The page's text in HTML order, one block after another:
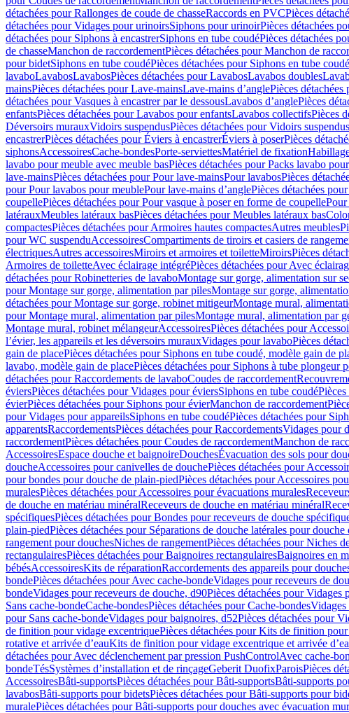
détachées pour Rallonges de coude de chasseRaccords en PVCPièces
détachées pour Vidages pour urinoirsSiphons pour urinoirPièces détachées
détachées pour Siphons à encastrerSiphons en tube coudéPièces détachées
de chasseManchon de raccordementPièces détachées pour Manchon de
pour bidetSiphons en tube coudéPièces détachées pour Siphons en tube coudé
lavaboLavabosLavabosPièces détachées pour LavabosLavabos doubles
mainsPièces détachées pour Lave-mainsLave-mains d’anglePièces
détachées pour Vasques à encastrer par le dessousLavabos d’anglePièces
enfantsPièces détachées pour Lavabos pour enfantsLavabos collectifsPièces
Déversoirs murauxVidoirs suspendusPièces détachées pour Vidoirs suspendus
encastrerPièces détachées pour Éviers à encastrerÉviers à poserPièces
siphonsAccessoiresCache-bondesPorte-serviettesMatériel de fixation
lavabo pour meuble avec meuble basPièces détachées pour Packs lavabo
lave-mainsPièces détachées pour Pour lave-mainsPour lavabosPièces
pour Pour lavabos pour meublePour lave-mains d’anglePièces détachées
coupellePièces détachées pour Pour vasque à poser en forme de coupellePour
latérauxMeubles latéraux basPièces détachées pour Meubles latéraux bas
compactesPièces détachées pour Armoires hautes compactesAutres meubles
pour WC suspenduAccessoiresCompartiments de tiroirs et casiers de
électriquesAutres accessoiresMiroirs et armoires et toiletteMiroirsPièces
Armoires de toiletteAvec éclairage intégréPièces détachées pour Avec
détachées pour Robinetteries de lavaboMontage sur gorge, alimentation sur
pour Montage sur gorge, alimentation par pilesMontage sur gorge,
détachées pour Montage sur gorge, robinet mitigeurMontage mural,
pour Montage mural, alimentation par pilesMontage mural, alimentation par
Montage mural, robinet mélangeurAccessoiresPièces détachées pour
l’évier, les appareils et les déversoirs murauxVidages pour lavaboPièces
gain de placePièces détachées pour Siphons en tube coudé, modèle gain de
lavabo, modèle gain de placePièces détachées pour Siphons à tube plongeur
détachées pour Raccordements de lavaboCoudes de raccordement
éviersPièces détachées pour Vidages pour éviersSiphons en tube coudé
évierPièces détachées pour Siphons pour évierManchon de raccordement
pour Vidages pour appareilsSiphons en tube coudéPièces détachées pour
apparentsRaccordementsPièces détachées pour RaccordementsVidages pour
raccordementPièces détachées pour Coudes de raccordementManchon de
AccessoiresEspace douche et baignoireDouchesÉvacuation des sols pour
doucheAccessoires pour canivelles de douchePièces détachées pour
pour bondes pour douche de plain-piedPièces détachées pour Accessoires
muralesPièces détachées pour Accessoires pour évacuations murales
de douche en matériau minéralReceveurs de douche en matériau minéral
spécifiquesPièces détachées pour Bondes pour receveurs de douche
plain-piedPièces détachées pour Séparations de douche latérales pour
rangement pour douchesNiches de rangementPièces détachées pour Niches
rectangulairesPièces détachées pour Baignoires rectangulairesBaignoires en
bébésAccessoiresKits de réparationRaccordements des appareils pour
bondePièces détachées pour Avec cache-bondeVidages pour receveurs de
bondeVidages pour receveurs de douche, d90Pièces détachées pour Vidages
Sans cache-bondeCache-bondesPièces détachées pour Cache-bondesVidages
pour Sans cache-bondeVidages pour baignoires, d52Pièces détachées pour
de finition pour vidage excentriquePièces détachées pour Kits de finition
rotative et arrivée d’eauKits de finition pour vidage excentrique et arrivée
détachées pour Avec déclenchement par pression PushControlAvec cache-
bondeTésSystèmes d’installation et de rinçageGeberit DuofixParoisPièces
AccessoiresBâti-supportsPièces détachées pour Bâti-supportsBâti-supports
lavabosBâti-supports pour bidetsPièces détachées pour Bâti-supports pour
muralePièces détachées pour Bâti-supports pour douches avec évacuation